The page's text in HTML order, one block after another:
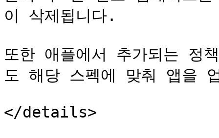
이 삭제됩니다.
또한 애플에서 추가되는 정
도 해당 스펙에 맞춰 앱을
</details>